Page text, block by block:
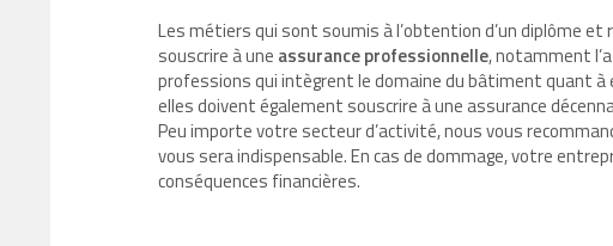
Les métiers qui sont soumis à l’obtention d’un diplôme
souscrire à une assurance professionnelle, notamment
professions qui intègrent le domaine du bâtiment quant à
elles doivent également souscrire à une assurance
Peu importe votre secteur d’activité, nous vous
vous sera indispensable. En cas de dommage, votre
conséquences financières.